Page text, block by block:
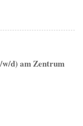
d) am Zentrum